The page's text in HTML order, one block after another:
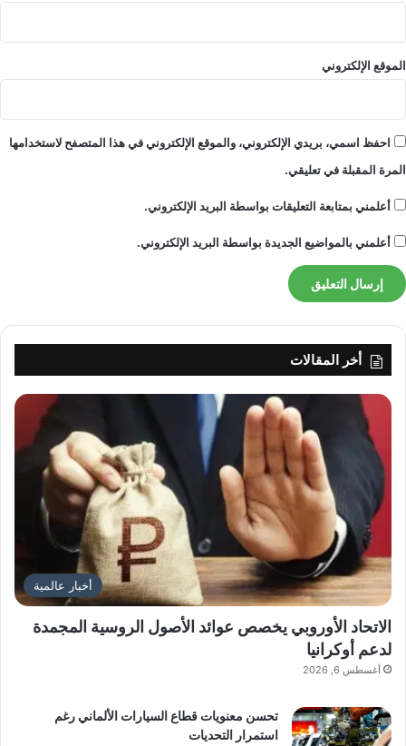
شركة نفط الجنوب
كوالكوم أنف العجل 8 النخبة
كبش
16 جيجابايت
512 جيجابايت، 1 تيرابايت
بطارية
4,700 مللي أمبير
Moto Razr Ultra هو الجهاز القابل للطي الذي
كنت تنتظره. مع نظام كاميرا جديد، ومواصفات
عالية المستوى، وشاشة أكبر وأكثر سطوعًا، تم
سامسونج – مقابل سعر بالطبع.
الموقع الإلكتروني
احفظ اسمي، بريدي الإلكتروني، والموقع الإلكتروني في هذا المتصفح لاستخدامها
المرة المقبلة في تعليقي.
أعلمني بمتابعة التعليقات بواسطة البريد الإلكتروني.
أعلمني بالمواضيع الجديدة بواسطة البريد الإلكتروني.
أخر المقالات
أخبار عالمية
الاتحاد الأوروبي يخصص عوائد الأصول الروسية المجمدة
لدعم أوكرانيا
أغسطس 6, 2026
تحسن معنويات قطاع السيارات الألماني رغم
استمرار التحديات